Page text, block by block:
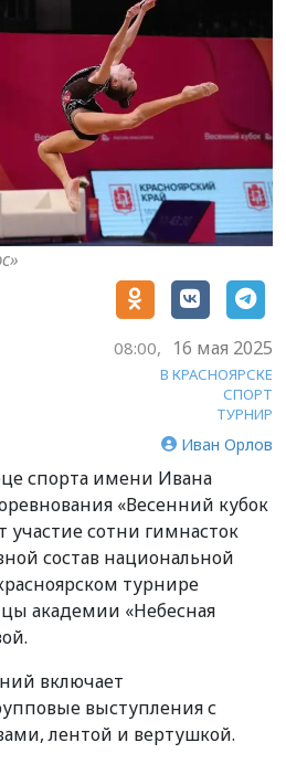
08:00, 16 мая 2025
В КРАСНОЯРСКЕ
СПОРТ
ТУРНИР
Иван Орлов
спорта имени Ивана
«Весенний кубок
сотни гимнасток
состав национальной
турнире
академии «Небесная
включает
выступления с
лентой и вертушкой.